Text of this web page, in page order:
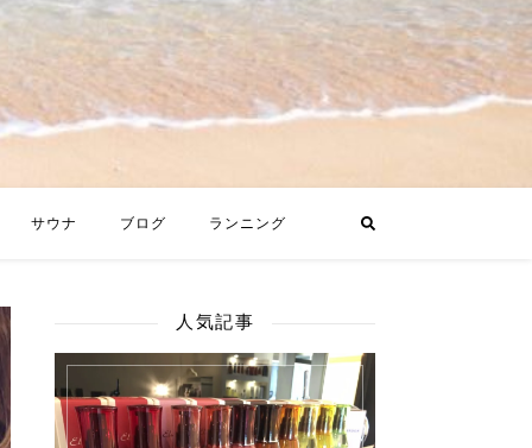
サウナ ブログ ランニング
人気記事